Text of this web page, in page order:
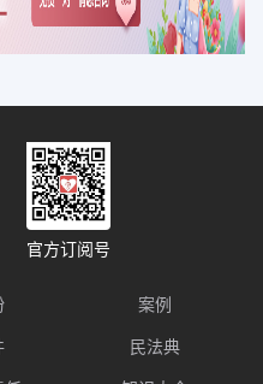
官方订阅号
案例
民法典